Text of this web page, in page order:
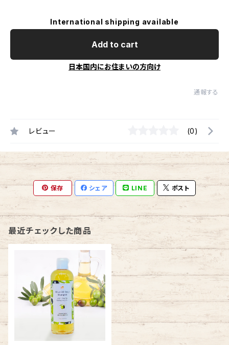
International shipping available
Add to cart
日本国内にお住まいの方向け
通報する
レビュー (0)
保存 シェア LINE ポスト
最近チェックした商品